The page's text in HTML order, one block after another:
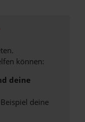
können:
deine
deine